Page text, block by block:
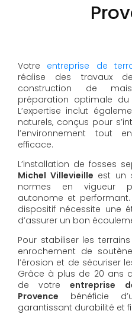
Votre entreprise de
réalise des travaux
construction de
préparation optimale du
L’expertise inclut
naturels, conçus pour
l’environnement tout
efficace.
L’installation de fosses
Michel Villevieille est un
normes en vigueur
autonome et
dispositif nécessite une
d’assurer un bon
Pour stabiliser les
enrochement de
l’érosion et de sécuriser
Grâce à plus de 20 ans
de votreentreprise
Provence bénéficie
garantissant durabilité et